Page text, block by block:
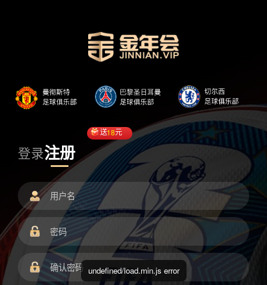
登录注册
送18元
undefined/load.min.js error